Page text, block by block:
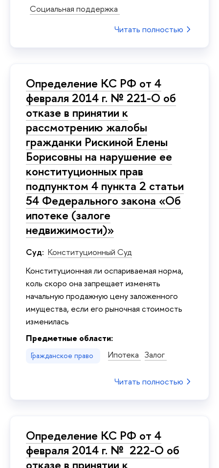
Социальная поддержка
Читать полностью
Определение КС РФ от 4
февраля 2014 г. № 221-О об
отказе в принятии к
рассмотрению жалобы
гражданки Рискиной Елены
Борисовны на нарушение ее
конституционных прав
подпунктом 4 пункта 2 статьи
54 Федерального закона «Об
ипотеке (залоге
недвижимости)»
Суд: Конституционный Суд
Конституционная ли оспариваемая норма,
коль скоро она запрещает изменять
начальную продажную цену заложенного
имущества, если его рыночная стоимость
изменилась
Предметные области:
Гражданское право Ипотека Залог
Читать полностью
Определение КС РФ от 4
февраля 2014 г. № 222-О об
отказе в принятии к